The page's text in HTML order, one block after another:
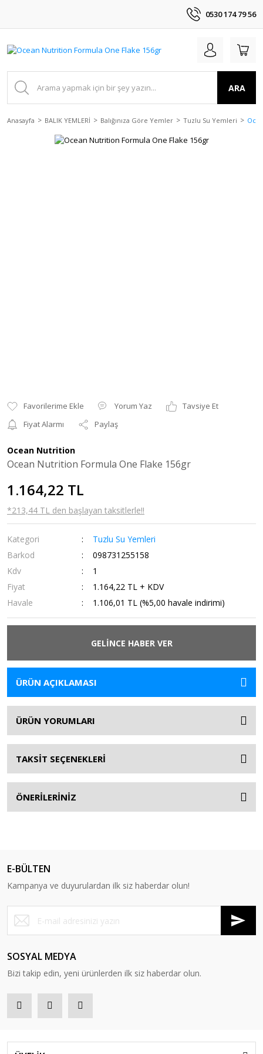
0530 174 79 56
ARA
Anasayfa BALIK YEMLERİ Balığınıza Göre Yemler Tuzlu Su Yemleri
Yorum Yaz
Tavsiye Et
Fiyat Alarmı
Paylaş
Ocean Nutrition
Ocean Nutrition Formula One Flake 156gr
1.164,22 TL
*213,44 TL den başlayan taksitlerle!!
Kategori
Tuzlu Su Yemleri
Barkod
098731255158
Kdv
1
Fiyat
1.164,22 TL + KDV
Havale
1.106,01 TL (%5,00 havale indirimi)
GELİNCE HABER VER
ÜRÜN AÇIKLAMASI
ÜRÜN YORUMLARI
TAKSİT SEÇENEKLERİ
ÖNERİLERİNİZ
E-BÜLTEN
Kampanya ve duyurulardan ilk siz haberdar olun!
SOSYAL MEDYA
Bizi takip edin, yeni ürünlerden ilk siz haberdar olun.